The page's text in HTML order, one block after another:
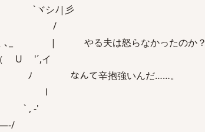
ヾシﾉ|彡
＿ /
夫は怒らなかったのか？
イ
て辛抱強いんだ……。
| u l
` , -'